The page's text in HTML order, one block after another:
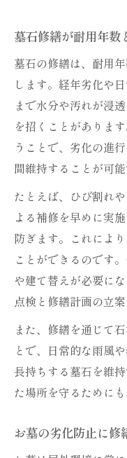
墓石修繕が耐用年数
墓石の修繕は、耐用
します。経年劣化や
まで水分や汚れが浸
を招くことがありま
うことで、劣化の進
間維持することが可能
たとえば、ひび割れ
よる補修を早めに実
防ぎます。これによ
ことができるのです
や建て替えが必要に
点検と修繕計画の立案
また、修繕を通じて
とで、日常的な雨風
長持ちする墓石を維
た場所を守るために
お墓の劣化防止に修